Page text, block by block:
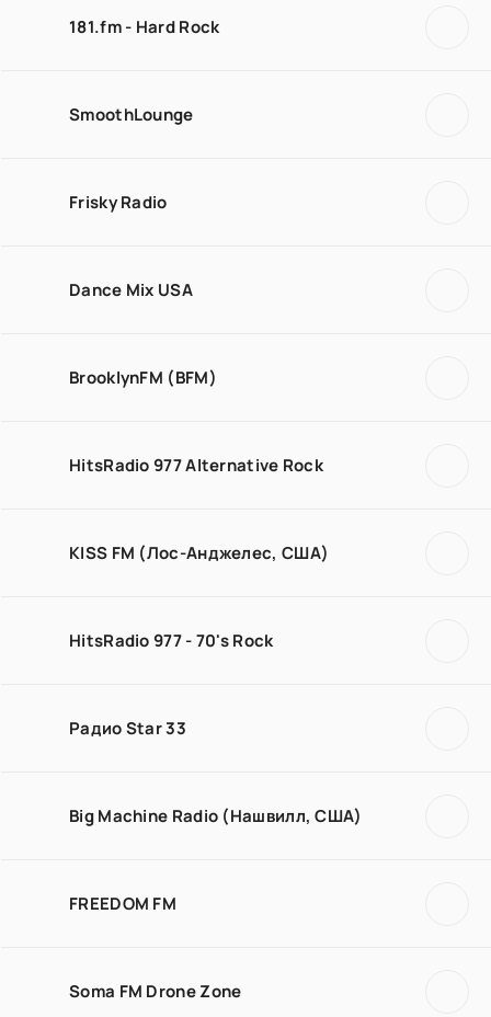
181.fm - Hard Rock
SmoothLounge
Frisky Radio
Dance Mix USA
BrooklynFM (BFM)
HitsRadio 977 Alternative Rock
KISS FM (Лос-Анджелес, США)
HitsRadio 977 - 70's Rock
Радио Star 33
Big Machine Radio (Нашвилл, США)
FREEDOM FM
Soma FM Drone Zone